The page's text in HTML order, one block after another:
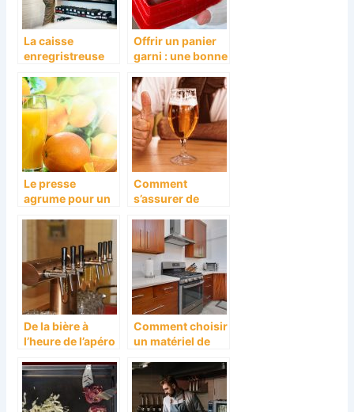
La caisse
enregristreuse
pour votre
boulangerie
Offrir un panier
garni : une bonne
Le presse
agrume pour un
qualité
Comment
s’assurer de
fraîche pour ses
invités ?
De la bière à
l’heure de l’apéro
Comment choisir
un matériel de